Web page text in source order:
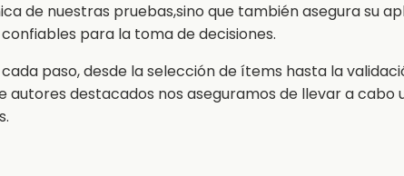
de nuestras pruebas,sino que también asegura su
para la toma de decisiones.
paso, desde la selección de ítems hasta la
autores destacados nos aseguramos de llevar a